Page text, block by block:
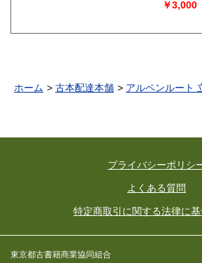
￥3,000
ホーム 古本配達本舗 アルペンルート
プライバシーポリシ
よくある質問
特定商取引に関する法律に
東京都古書籍商業協同組合